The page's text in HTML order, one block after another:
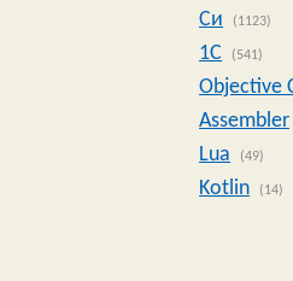
Си
(1123)
1C (541)
Objective
Assembler
Lua
(49)
Kotlin (14)